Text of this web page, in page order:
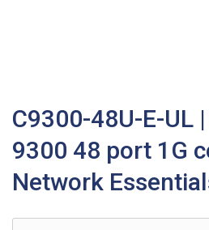
C9300-48U-E-UL
9300 48 port 1G
Network